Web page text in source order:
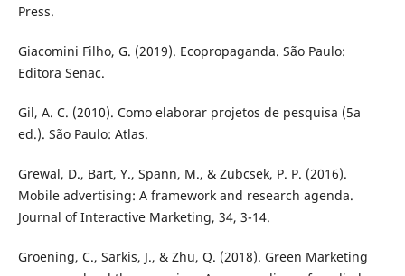
Press.
Giacomini Filho, G. (2019). Ecopropaganda. São Paulo:
Editora Senac.
Gil, A. C. (2010). Como elaborar projetos de pesquisa (5a
ed.). São Paulo: Atlas.
Grewal, D., Bart, Y., Spann, M., & Zubcsek, P. P. (2016).
Mobile advertising: A framework and research agenda.
Journal of Interactive Marketing, 34, 3-14.
Groening, C., Sarkis, J., & Zhu, Q. (2018). Green Marketing